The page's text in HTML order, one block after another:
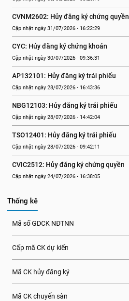
CVNM2602: Hủy đăng ký chứng quyền
Cập nhật ngày 31/07/2026 - 16:22:29
CYC: Hủy đăng ký chứng khoán
Cập nhật ngày 30/07/2026 - 09:36:31
AP132101: Hủy đăng ký trái phiếu
Cập nhật ngày 28/07/2026 - 16:43:36
NBG12103: Hủy đăng ký trái phiếu
Cập nhật ngày 28/07/2026 - 14:42:04
TSO12401: Hủy đăng ký trái phiếu
Cập nhật ngày 28/07/2026 - 09:42:11
CVIC2512: Hủy đăng ký chứng quyền
Cập nhật ngày 24/07/2026 - 16:38:05
Thống kê
Mã số GDCK NĐTNN
Cấp mã CK dự kiến
Mã CK hủy đăng ký
Mã CK chuyển sàn